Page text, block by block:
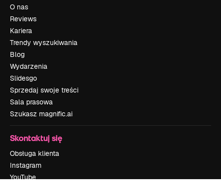
O nas
Reviews
Kariera
Trendy wyszukiwania
Blog
Wydarzenia
Slidesgo
Sprzedaj swoje treści
Sala prasowa
Szukasz magnific.ai
Skontaktuj się
Obsługa klienta
Instagram
YouTube